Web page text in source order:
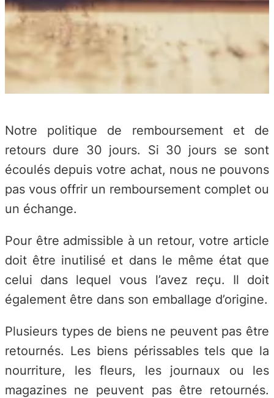
Notre politique de remboursement et de
retours dure 30 jours. Si 30 jours se sont
écoulés depuis votre achat, nous ne pouvons
pas vous offrir un remboursement complet ou
un échange.
Pour être admissible à un retour, votre article
doit être inutilisé et dans le même état que
celui dans lequel vous l’avez reçu. Il doit
également être dans son emballage d’origine.
Plusieurs types de biens ne peuvent pas être
retournés. Les biens périssables tels que la
nourriture, les fleurs, les journaux ou les
magazines ne peuvent pas être retournés.